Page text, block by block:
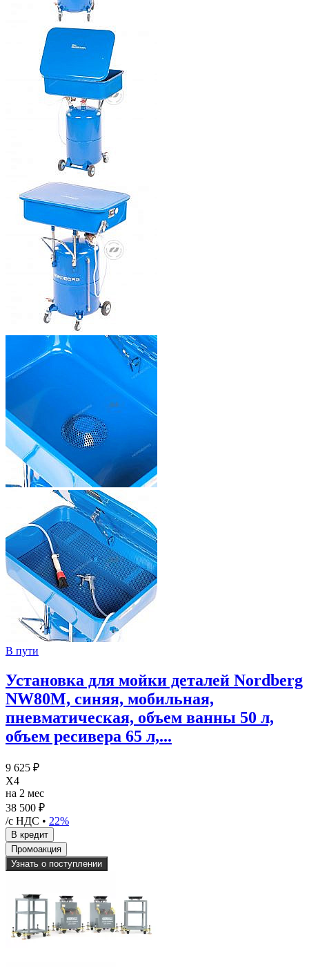
В пути
Установка для мойки деталей Nordberg
NW80M, синяя, мобильная,
пневматическая, объем ванны 50 л,
объем ресивера 65 л,...
9 625 ₽
X4
на 2 мес
38 500 ₽
/с НДС • 22%
Узнать о поступлении